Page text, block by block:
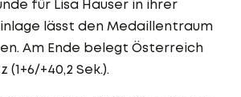
für Lisa Hauser in ihrer
lässt den Medaillentraum
Am Ende belegt Österreich
+40,2 Sek.).